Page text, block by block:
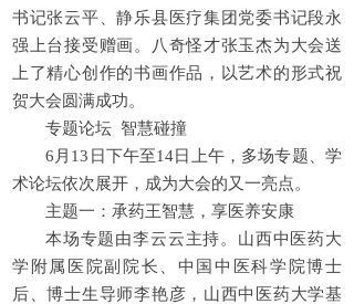
书记张云平、静乐县医疗集团党委书记段永
强上台接受赠画。八奇怪才张玉杰为大会送
上了精心创作的书画作品，以艺术的形式祝
贺大会圆满成功。
专题论坛 智慧碰撞
6月13日下午至14日上午，多场专题、学
术论坛依次展开，成为大会的又一亮点。
主题一：承药王智慧，享医养安康
本场专题由李云云主持。山西中医药大
学附属医院副院长、中国中医科学院博士
后、博士生导师李艳彦，山西中医药大学基